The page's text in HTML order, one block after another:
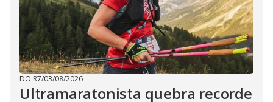
DO R7/03/08/2026
Ultramaratonista quebra recorde